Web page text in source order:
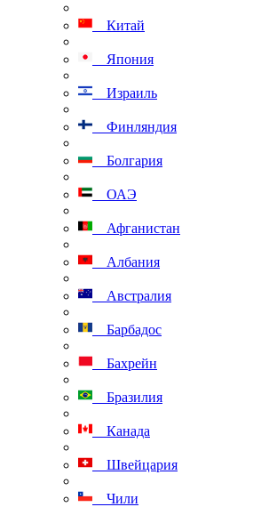
Китай
Япония
Израиль
Финляндия
Болгария
ОАЭ
Афганистан
Албания
Австралия
Барбадос
Бахрейн
Бразилия
Канада
Швейцария
Чили